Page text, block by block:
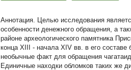
Целью исследования
особенности денежного обращения, а
районе археологического памятника
конца XIII - начала XIV вв. в его
необычные факт для обращения
Единичные находки обломков таких же